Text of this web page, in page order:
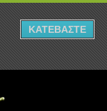
ΚΑΤΕΒΑΣΤΕ